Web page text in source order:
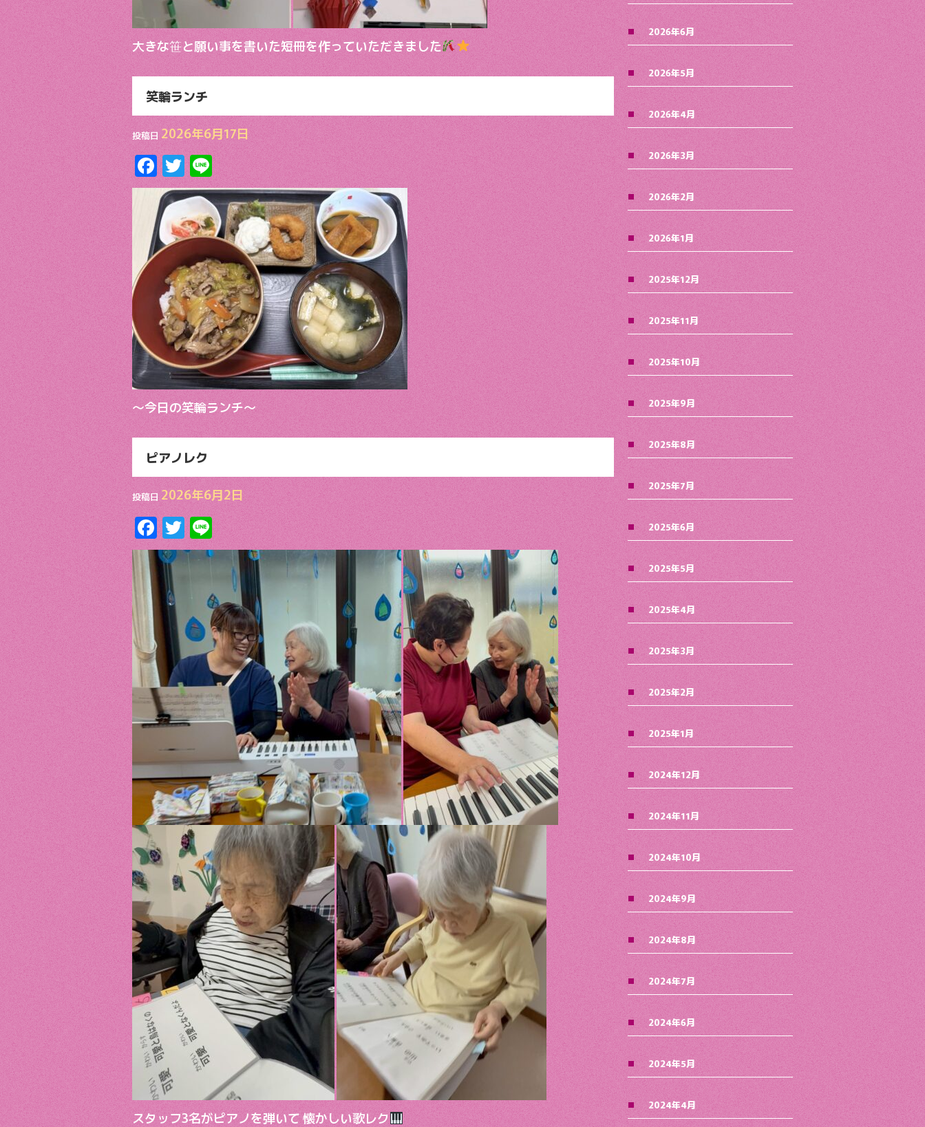
大きな笹と願い事を書いた短冊を作っていただきました
笑輪ランチ
投稿日 2026年6月17日
F
ac
e
b
o
o
k
T
w
itt
er
Li
n
e
〜今日の笑輪ランチ〜
ピアノレク
投稿日 2026年6月2日
F
ac
e
b
o
o
k
T
w
itt
er
Li
n
e
スタッフ3名がピアノを弾いて 懐かしい歌レク
2026年6月
2026年5月
2026年4月
2026年3月
2026年2月
2026年1月
2025年12月
2025年11月
2025年10月
2025年9月
2025年8月
2025年7月
2025年6月
2025年5月
2025年4月
2025年3月
2025年2月
2025年1月
2024年12月
2024年11月
2024年10月
2024年9月
2024年8月
2024年7月
2024年6月
2024年5月
2024年4月